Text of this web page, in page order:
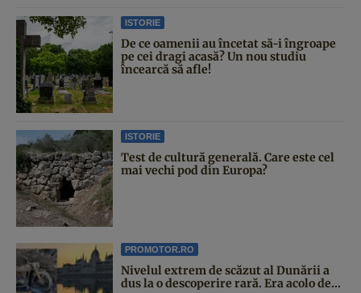
ISTORIE
De ce oamenii au încetat să-i îngroape
pe cei dragi acasă? Un nou studiu
încearcă să afle!
ISTORIE
Test de cultură generală. Care este cel
mai vechi pod din Europa?
PROMOTOR.RO
Nivelul extrem de scăzut al Dunării a
dus la o descoperire rară. Era acolo de...